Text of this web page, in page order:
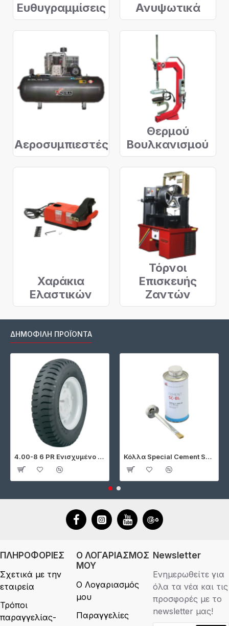
Ευθυγραμμίσεις Ανυψωτικά
Αεροσυμπιεστές
Θερμού
Βουλκανισμού
Χαράκια
Ελαστικών
Τόρνοι
Επισκευής
Ζαντών
ΔΗΜΟΦΙΛΉ ΠΡΟΪΌΝΤΑ
4.00-8 6 PR Ενισχυμένο Ελαστικό Ghauri Κόλλα Special Cement SC-BL 200gr Tip Top
ΠΛΗΡΟΦΟΡΙΕΣ
Σχετικά με την
εταιρεία
Τρόποι
παραγγελίας-
Ο ΛΟΓΑΡΙΑΣΜΟΣ
ΜΟΥ
Ο Λογαριασμός
μου
Παραγγελίες
Newsletter
Ενημερωθείτε για
όλα τα νέα και τις
προσφορές με το
newsletter μας!